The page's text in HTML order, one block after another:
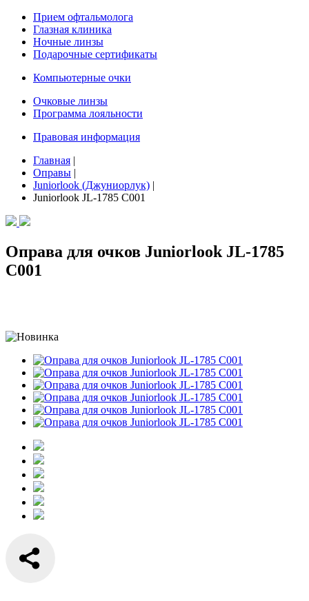
Прием офтальмолога
Глазная клиника
Ночные линзы
Подарочные сертификаты
Компьютерные очки
Очковые линзы
Программа лояльности
Правовая информация
Главная |
Оправы |
Juniorlook (Джуниорлук) |
Juniorlook JL-1785 C001
Оправа для очков Juniorlook JL-1785
C001